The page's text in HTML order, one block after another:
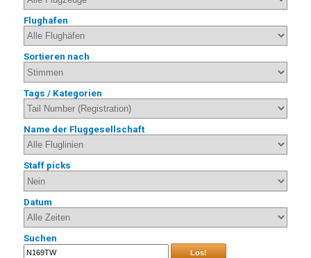
Flughafen
Sortieren nach
Tags / Kategorien
Name der Fluggesellschaft
Staff picks
Datum
Suchen
Los!